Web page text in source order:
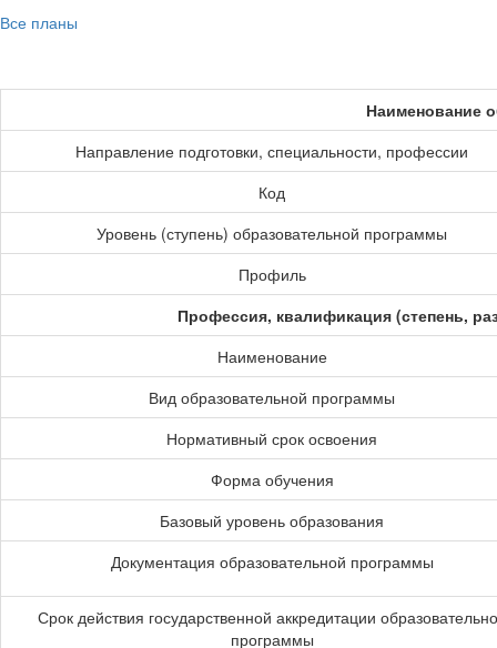
Все планы
Наименование
Направление подготовки, специальности, профессии
Код
Уровень (ступень) образовательной программы
Профиль
Профессия, квалификация (степень,
Наименование
Вид образовательной программы
Нормативный срок освоения
Форма обучения
Базовый уровень образования
Документация образовательной программы
Срок действия государственной аккредитации
программы